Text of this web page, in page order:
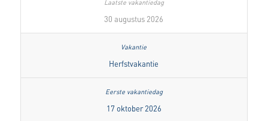
30 augustus 2026
Herfstvakantie
17 oktober 2026